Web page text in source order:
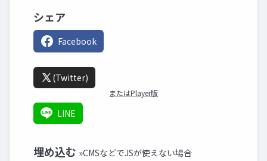
シェア
Facebook
(Twitter)
またはPlayer版
LINE
埋め込む »CMSなどでJSが使えない場合